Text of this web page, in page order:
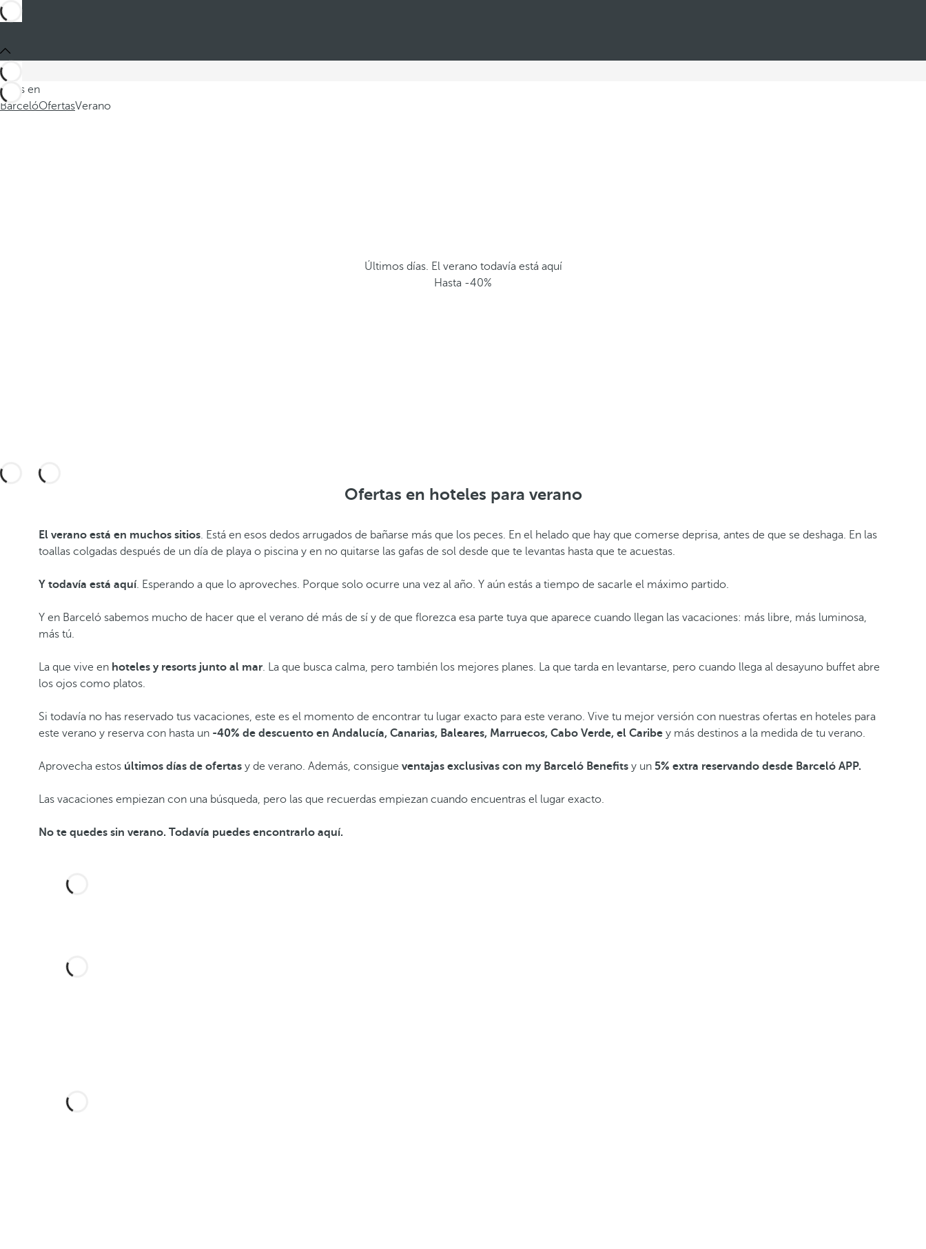
Estás en
BarcelóOfertasVerano
Últimos días. El verano todavía está aquí
Hasta -40%
Ofertas en hoteles para verano
El verano está en muchos sitios. Está en esos dedos arrugados de bañarse más que los peces. En el helado que hay que comerse deprisa, antes de que se deshaga. En las
toallas colgadas después de un día de playa o piscina y en no quitarse las gafas de sol desde que te levantas hasta que te acuestas.
Y todavía está aquí. Esperando a que lo aproveches. Porque solo ocurre una vez al año. Y aún estás a tiempo de sacarle el máximo partido.
Y en Barceló sabemos mucho de hacer que el verano dé más de sí y de que florezca esa parte tuya que aparece cuando llegan las vacaciones: más libre, más luminosa,
más tú.
La que vive en hoteles y resorts junto al mar. La que busca calma, pero también los mejores planes. La que tarda en levantarse, pero cuando llega al desayuno buffet abre
los ojos como platos.
Si todavía no has reservado tus vacaciones, este es el momento de encontrar tu lugar exacto para este verano. Vive tu mejor versión con nuestras ofertas en hoteles para
este verano y reserva con hasta un -40% de descuento en Andalucía, Canarias, Baleares, Marruecos, Cabo Verde, el Caribe y más destinos a la medida de tu verano.
Aprovecha estos últimos días de ofertas y de verano. Además, consigue ventajas exclusivas con my Barceló Benefits y un 5% extra reservando desde Barceló APP.
Las vacaciones empiezan con una búsqueda, pero las que recuerdas empiezan cuando encuentras el lugar exacto.
No te quedes sin verano. Todavía puedes encontrarlo aquí.